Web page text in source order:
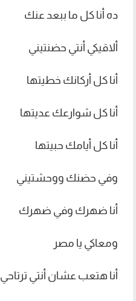
ده أنا كل ما ببعد عنك
ألاقيكي أنتي حضنتيني
أنا كل أركانك خطيتها
أنا كل شوارعك عديتها
أنا كل أيامك حبيتها
وفي حضنك ووحشتيني
أنا ضهرك وفي ضهرك
ومعاكي يا مصر
أنا هتعب عشان أنتي ترتاحي